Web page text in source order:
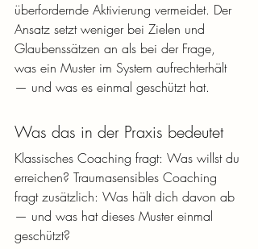
überfordernde Aktivierung vermeidet. Der
Ansatz setzt weniger bei Zielen und
Glaubenssätzen an als bei der Frage,
was ein Muster im System aufrechterhält
— und was es einmal geschützt hat.
Was das in der Praxis bedeutet
Klassisches Coaching fragt: Was willst du
erreichen? Traumasensibles Coaching
fragt zusätzlich: Was hält dich davon ab
— und was hat dieses Muster einmal
geschützt?